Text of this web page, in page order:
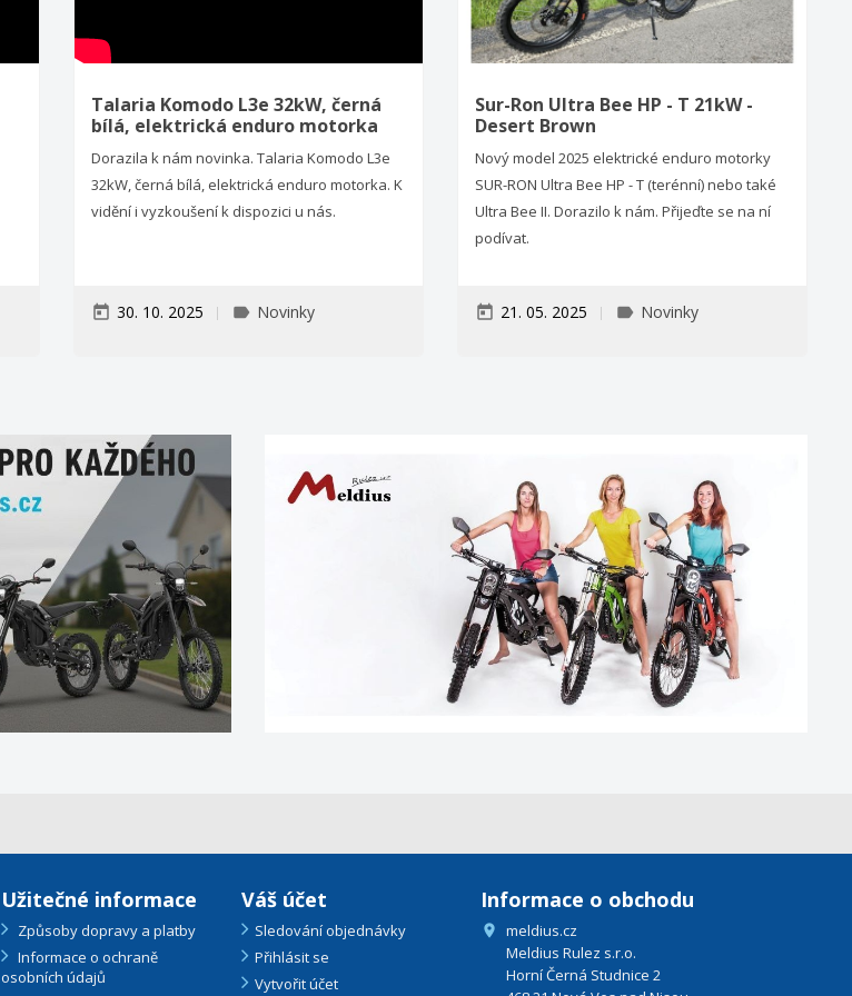
Talaria Komodo L3e 32kW, černá
bílá, elektrická enduro motorka
Dorazila k nám novinka. Talaria Komodo L3e
32kW, černá bílá, elektrická enduro motorka. K
vidění i vyzkoušení k dispozici u nás.
today 30. 10. 2025 label Novinky
Sur-Ron Ultra Bee HP - T 21kW -
Desert Brown
Nový model 2025 elektrické enduro motorky
SUR-RON Ultra Bee HP - T (terénní) nebo také
Ultra Bee II. Dorazilo k nám. Přijeďte se na ní
podívat.
today 21. 05. 2025 label Novinky
Užitečné informace
Způsoby dopravy a platby
Informace o ochraně
osobních údajů
Váš účet
Sledování objednávky
Přihlásit se
Vytvořit účet
Informace o obchodu

meldius.cz
Meldius Rulez s.r.o.
Horní Černá Studnice 2